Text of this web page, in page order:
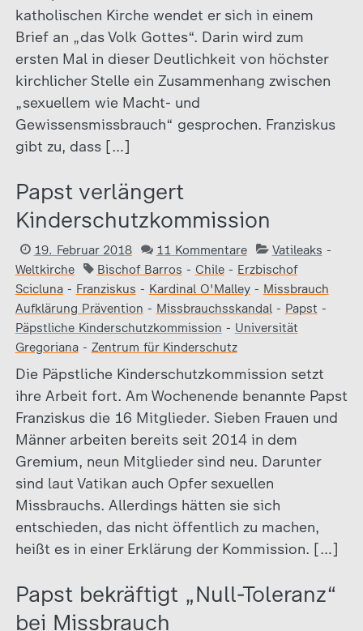
katholischen Kirche wendet er sich in einem
Brief an „das Volk Gottes“. Darin wird zum
ersten Mal in dieser Deutlichkeit von höchster
kirchlicher Stelle ein Zusammenhang zwischen
„sexuellem wie Macht- und
Gewissensmissbrauch“ gesprochen. Franziskus
gibt zu, dass […]
Papst verlängert
Kinderschutzkommission
19. Februar 2018 11 Kommentare Vatileaks -
Weltkirche
Bischof Barros - Chile- Erzbischof
Scicluna- Franziskus - Kardinal O'Malley- Missbrauch
Aufklärung Prävention - Missbrauchsskandal- Papst -
Päpstliche Kinderschutzkommission - Universität
Gregoriana- Zentrum für Kinderschutz
Die Päpstliche Kinderschutzkommission setzt
ihre Arbeit fort. Am Wochenende benannte Papst
Franziskus die 16 Mitglieder. Sieben Frauen und
Männer arbeiten bereits seit 2014 in dem
Gremium, neun Mitglieder sind neu. Darunter
sind laut Vatikan auch Opfer sexuellen
Missbrauchs. Allerdings hätten sie sich
entschieden, das nicht öffentlich zu machen,
heißt es in einer Erklärung der Kommission. […]
Papst bekräftigt „Null-Toleranz“
bei Missbrauch